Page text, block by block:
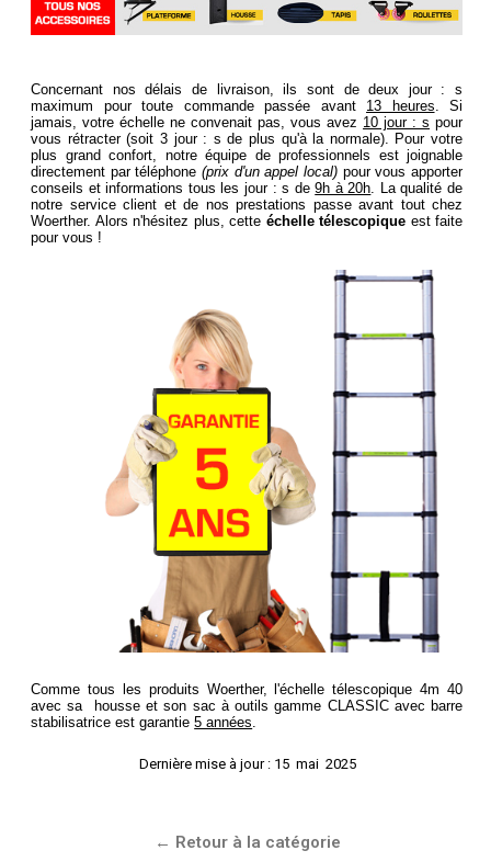
Concernant nos délais de livraison, ils sont de deux jour : s
maximum pour toute commande passée avant 13 heures . Si
jamais, votre échelle ne convenait pas, vous avez 10 jour : s pour
vous rétracter (soit 3 jour : s de plus qu'à la normale). Pour votre
plus grand confort, notre équipe de professionnels est joignable
directement par téléphone(prix d'un appel local) pour vous apporter
conseils et informations tous les jour : s de9h à 20h . La qualité de
notre service client et de nos prestations passe avant tout chez
Woerther. Alors n'hésitez plus, cette échelle télescopique est faite
pour vous !
Comme tous les produits Woerther,
l'échelle télescopique 4m 40
avec sa housse et son sac à outils gamme CLASSIC avec barre
stabilisatrice est garantie5 années.
Dernière mise à jour : 15mai 2025
Retour à la catégorie